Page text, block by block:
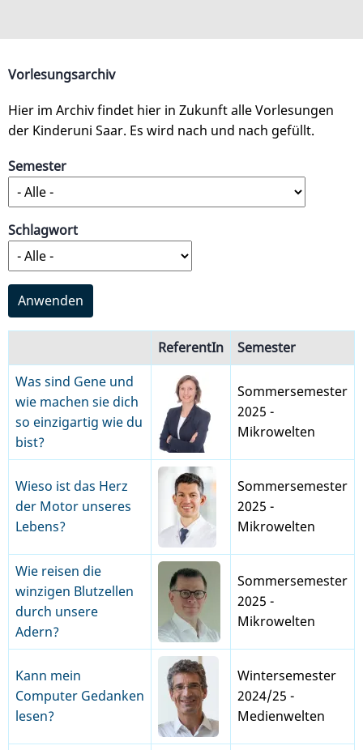
Vorlesungsarchiv
Hier im Archiv findet hier in Zukunft alle Vorlesungen
der Kinderuni Saar. Es wird nach und nach gefüllt.
Semester
Schlagwort
ReferentIn
Semester
Was sind Gene und
wie machen sie dich
so einzigartig wie du
bist?
Sommersemester
2025 -
Mikrowelten
Wieso ist das Herz
der Motor unseres
Lebens?
Sommersemester
2025 -
Mikrowelten
Wie reisen die
winzigen Blutzellen
durch unsere
Adern?
Sommersemester
2025 -
Mikrowelten
Kann mein
Computer Gedanken
lesen?
Wintersemester
2024/25 -
Medienwelten